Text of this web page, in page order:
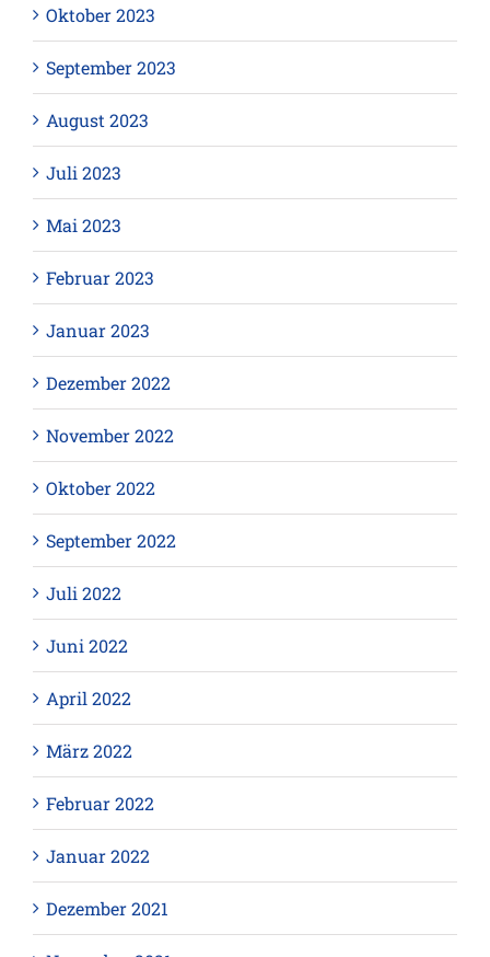
Oktober 2023
September 2023
August 2023
Juli 2023
Mai 2023
Februar 2023
Januar 2023
Dezember 2022
November 2022
Oktober 2022
September 2022
Juli 2022
Juni 2022
April 2022
März 2022
Februar 2022
Januar 2022
Dezember 2021